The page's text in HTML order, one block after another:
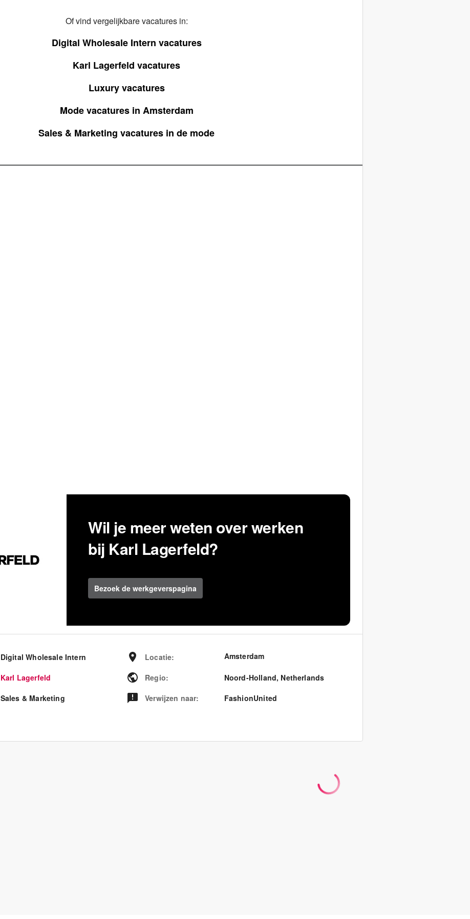
Of vind vergelijkbare vacatures in:
Digital Wholesale Intern vacatures
Karl Lagerfeld vacatures
Luxury vacatures
Mode vacatures in Amsterdam
Sales & Marketing vacatures in de mode
Wil je meer weten over werken
bij Karl Lagerfeld?
Bezoek de werkgeverspagina
Digital Wholesale Intern
Karl Lagerfeld
Sales & Marketing
Locatie: Amsterdam
Regio: Noord-Holland, Netherlands
Verwijzen naar: FashionUnited